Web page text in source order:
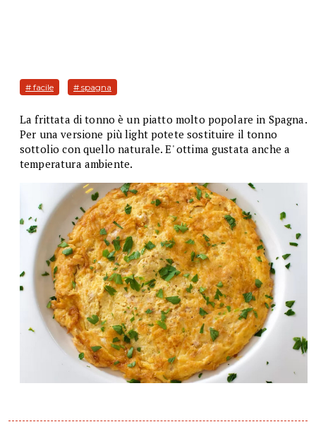
# facile # spagna
La frittata di tonno è un piatto molto popolare in Spagna.
Per una versione più light potete sostituire il tonno
sottolio con quello naturale. E' ottima gustata anche a
temperatura ambiente.